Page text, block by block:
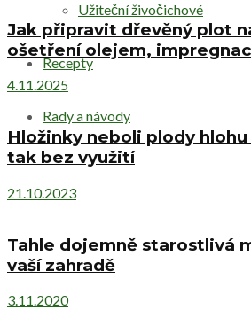
Užiteční živočichové
Recepty
Rady a návody
Jak připravit dřevěný plot
ošetření olejem,
4.11.2025
Hložinky neboli plody
tak bez využití
21.10.2023
Tahle dojemně starostlivá
vaší zahradě
3.11.2020